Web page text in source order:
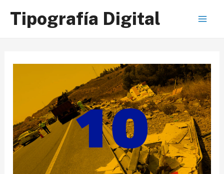
Tipografía Digital